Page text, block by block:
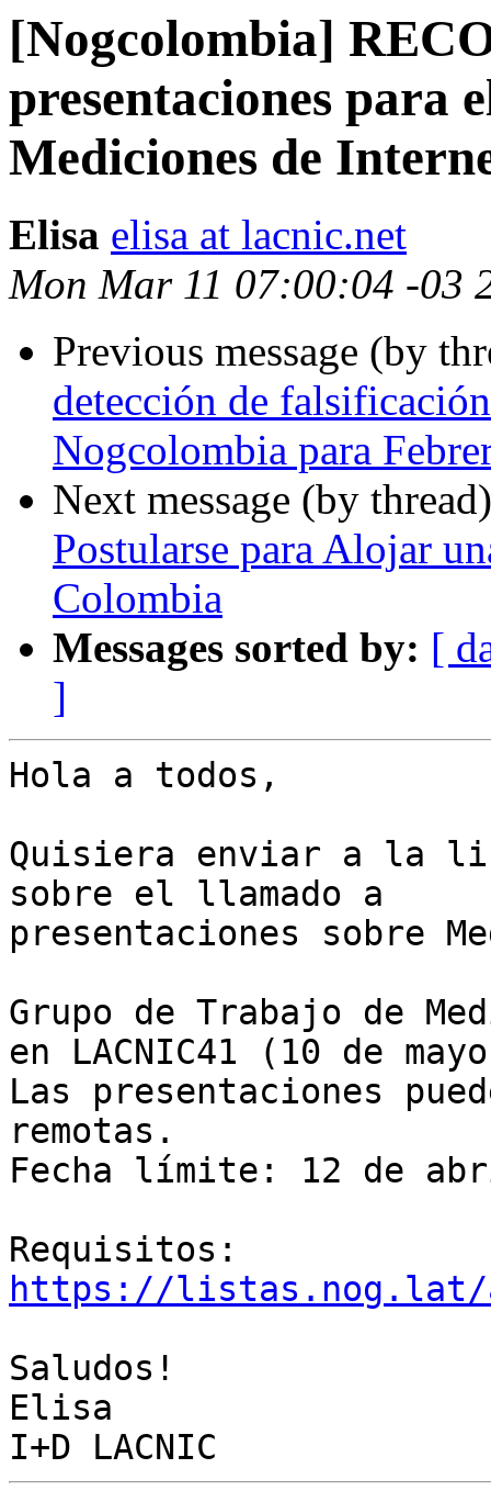
[Nogcolombia]
presentaciones para
Mediciones de
Elisa elisa at lacnic.net
Mon Mar 11 07:00:04 -03
Previous message (by
detección de
Nogcolombia para
Next message (by
Postularse para Alojar
Colombia
Messages sorted by: [
]
Hola a todos,
Quisiera enviar a la
sobre el llamado a
presentaciones sobre
Grupo de Trabajo de
en LACNIC41 (10 de
Las presentaciones
remotas.
Fecha límite: 12 de
https://listas.nog.lat/
Saludos!
Elisa